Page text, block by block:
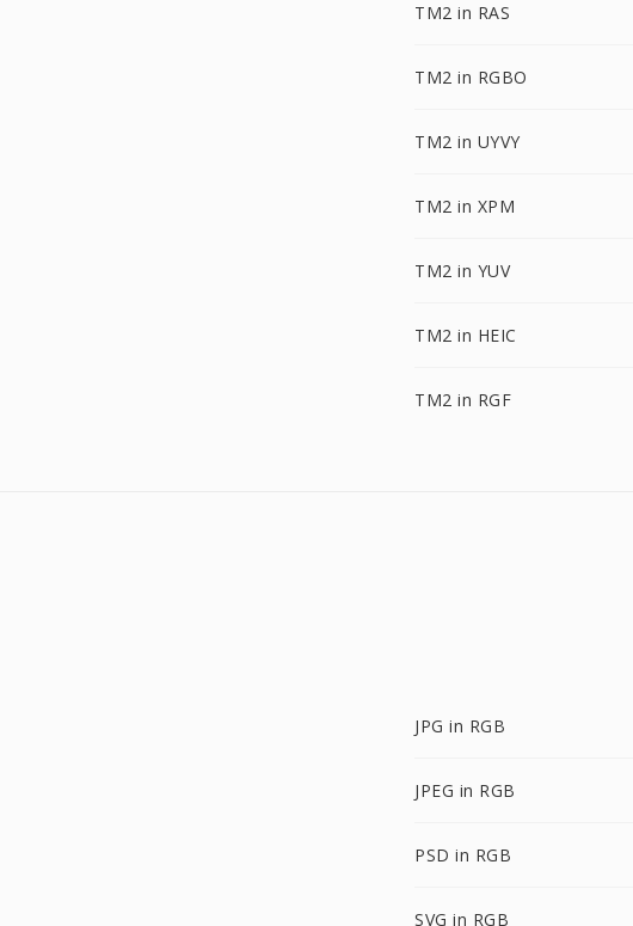
TM2 in RAS
TM2 in RGBO
TM2 in UYVY
TM2 in XPM
TM2 in YUV
TM2 in HEIC
TM2 in RGF
JPG in RGB
JPEG in RGB
PSD in RGB
SVG in RGB